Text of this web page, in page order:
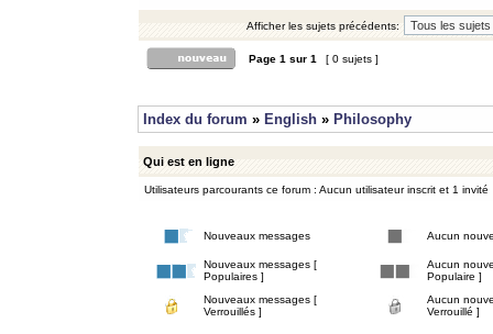
Afficher les sujets précédents:
Page 1 sur 1 [ 0 sujets ]
Index du forum » English » Philosophy
Qui est en ligne
Utilisateurs parcourants ce forum : Aucun utilisateur inscrit et 1 invité
Nouveaux messages Aucun
Nouveaux messages [
Populaires ]
Aucun
Populaire ]
Nouveaux messages [
Verrouillés ]
Aucun
Verrouillé ]